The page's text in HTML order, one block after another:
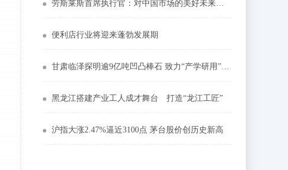
劳斯莱斯首席执行官：对中国市场的美好未来充满期待
便利店行业将迎来蓬勃发展期
甘肃临泽探明逾9亿吨凹凸棒石 致力“产学研用”产业链发展
黑龙江搭建产业工人成才舞台 打造“龙江工匠”
沪指大涨2.47%逼近3100点 茅台股价创历史新高